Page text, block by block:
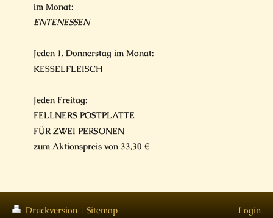
im Monat:
ENTENESSEN
Jeden 1. Donnerstag im Monat:
KESSELFLEISCH
Jeden Freitag:
FELLNERS POSTPLATTE
FÜR ZWEI PERSONEN
zum Aktionspreis von 33,30 €
Druckversion | Sitemap
Login